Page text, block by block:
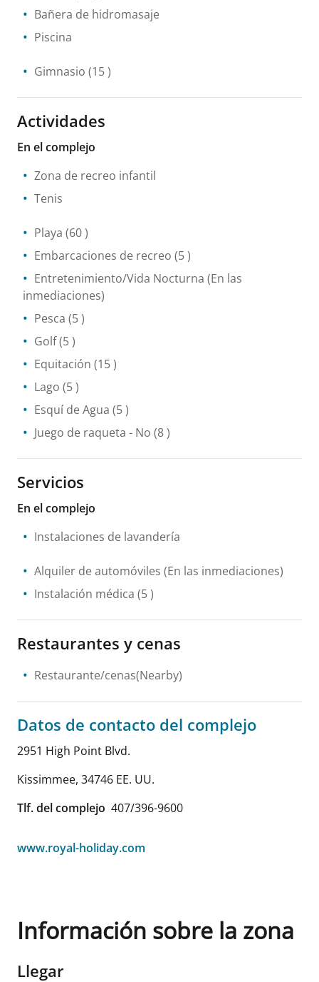
Bañera de hidromasaje
Piscina
Gimnasio (15 )
Actividades
En el complejo
Zona de recreo infantil
Tenis
Playa (60 )
Embarcaciones de recreo (5 )
Entretenimiento/Vida Nocturna (En las
inmediaciones)
Pesca (5 )
Golf(5 )
Equitación (15 )
Lago (5 )
Esquí de Agua (5 )
Juego de raqueta - No (8 )
Servicios
En el complejo
Instalaciones de lavandería
Alquiler de automóviles (En las inmediaciones)
Instalación médica (5 )
Restaurantes y cenas
Restaurante/cenas(Nearby)
Datos de contacto del complejo
2951 High Point Blvd.
Kissimmee, 34746 EE. UU.
Tlf. del complejo 407/396-9600
www.royal-holiday.com
Información sobre la zona
Llegar